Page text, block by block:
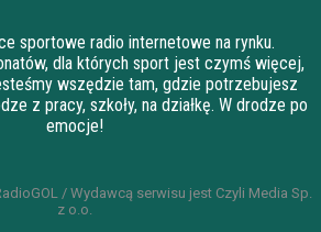
sportowe radio internetowe na rynku.
dla których sport jest czymś więcej,
wszędzie tam, gdzie potrzebujesz
z pracy, szkoły, na działkę. W drodze po
emocje!
/ Wydawcą serwisu jest Czyli Media Sp.
z o.o.